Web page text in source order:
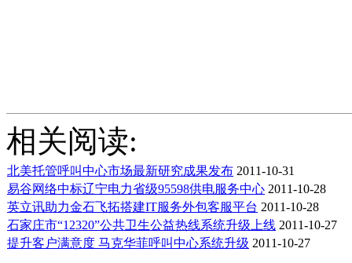
相关阅读:
北美托管呼叫中心市场最新研究成果发布 2011-10-31
易谷网络中标辽宁电力省级95598供电服务中心 2011-10-28
英立讯助力金石飞拓搭建IT服务外包客服平台 2011-10-28
石家庄市“12320”公共卫生公益热线系统升级上线 2011-10-27
提升客户满意度 马克华菲呼叫中心系统升级 2011-10-27